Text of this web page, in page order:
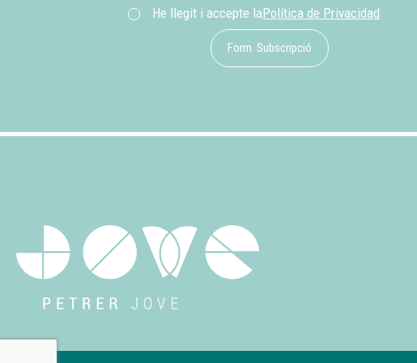
He llegit i accepte laPolítica de Privacidad
Form. Subscripció